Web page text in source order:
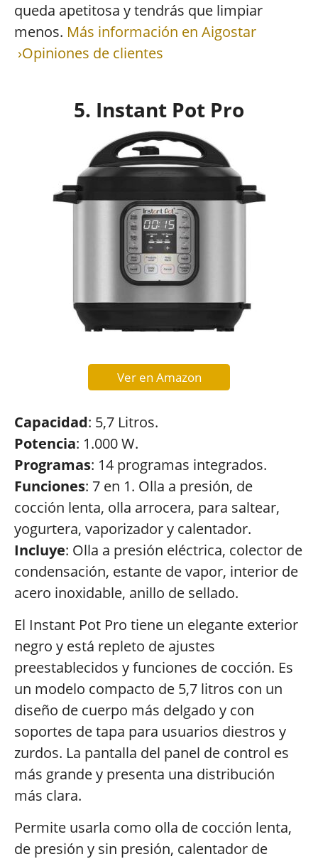
queda apetitosa y tendrás que limpiar
menos. Más información en Aigostar
›Opiniones de clientes
5. Instant Pot Pro
Ver en Amazon
Capacidad: 5,7 Litros.
Potencia: 1.000 W.
Programas: 14 programas integrados.
Funciones: 7 en 1. Olla a presión, de
cocción lenta, olla arrocera, para saltear,
yogurtera, vaporizador y calentador.
Incluye: Olla a presión eléctrica, colector de
condensación, estante de vapor, interior de
acero inoxidable, anillo de sellado.
El Instant Pot Pro tiene un elegante exterior
negro y está repleto de ajustes
preestablecidos y funciones de cocción. Es
un modelo compacto de 5,7 litros con un
diseño de cuerpo más delgado y con
soportes de tapa para usuarios diestros y
zurdos. La pantalla del panel de control es
más grande y presenta una distribución
más clara.
Permite usarla como olla de cocción lenta,
de presión y sin presión, calentador de